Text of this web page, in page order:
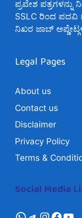
ಪ್ರವೇಶ ಪತ್ರಗಳನ್ನು
SSLC ರಿಂದ ಪದವಿ
ನಿಖರ ಜಾಬ್
Legal Pages
About us
Contact us
Disclaimer
Privacy Policy
Terms &
Social Media